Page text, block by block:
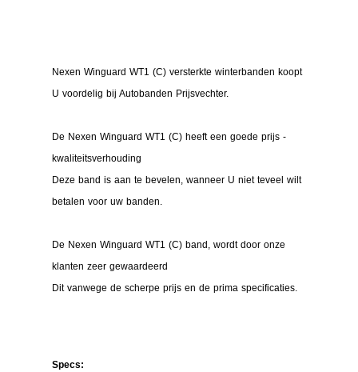
Nexen Winguard WT1 (C) versterkte winterbanden koopt
U voordelig bij Autobanden Prijsvechter.
De Nexen Winguard WT1 (C) heeft een goede prijs -
kwaliteitsverhouding
Deze band is aan te bevelen, wanneer U niet teveel wilt
betalen voor uw banden.
De Nexen Winguard WT1 (C) band, wordt door onze
klanten zeer gewaardeerd
Dit vanwege de scherpe prijs en de prima specificaties.
Specs: